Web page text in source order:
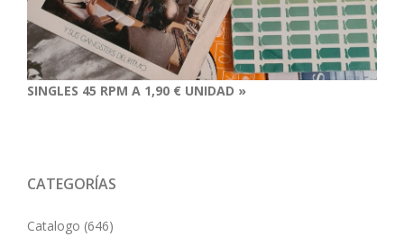
SINGLES 45 RPM A 1,90 € UNIDAD »
CATEGORÍAS
Catalogo (646)